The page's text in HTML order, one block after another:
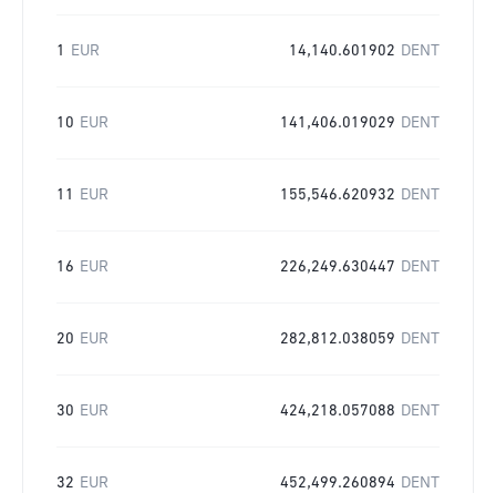
1 EUR 14,140.601902 DENT
10 EUR 141,406.019029 DENT
11 EUR 155,546.620932 DENT
16 EUR 226,249.630447 DENT
20 EUR 282,812.038059 DENT
30 EUR 424,218.057088 DENT
32 EUR 452,499.260894 DENT